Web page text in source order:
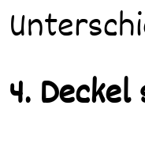
4.